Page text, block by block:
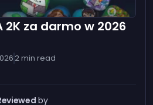
2K za darmo w 2026
2min read
by